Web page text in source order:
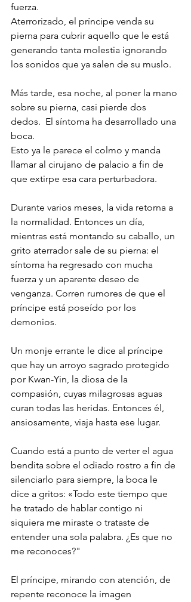
fuerza.
Aterrorizado, el príncipe venda su
pierna para cubrir aquello que le está
generando tanta molestia ignorando
los sonidos que ya salen de su muslo.
Más tarde, esa noche, al poner la mano
sobre su pierna, casi pierde dos
dedos.  El síntoma ha desarrollado una
boca.
Esto ya le parece el colmo y manda
llamar al cirujano de palacio a fin de
que extirpe esa cara perturbadora.
Durante varios meses, la vida retorna a
la normalidad. Entonces un día,
mientras está montando su caballo, un
grito aterrador sale de su pierna: el
síntoma ha regresado con mucha
fuerza y un aparente deseo de
venganza. Corren rumores de que el
príncipe está poseído por los
demonios.
Un monje errante le dice al príncipe
que hay un arroyo sagrado protegido
por Kwan-Yin, la diosa de la
compasión, cuyas milagrosas aguas
curan todas las heridas. Entonces él,
ansiosamente, viaja hasta ese lugar.
Cuando está a punto de verter el agua
bendita sobre el odiado rostro a fin de
silenciarlo para siempre, la boca le
dice a gritos: «Todo este tiempo que
he tratado de hablar contigo ni
siquiera me miraste o trataste de
entender una sola palabra. ¿Es que no
me reconoces?"
El príncipe, mirando con atención, de
repente reconoce la imagen